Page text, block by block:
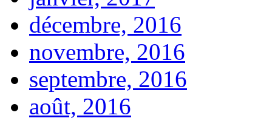
décembre, 2016
novembre, 2016
septembre, 2016
août, 2016